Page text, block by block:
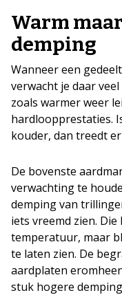
Warm
demping
Wanneer een
verwacht je daar
zoals warmer weer
hardloopprestaties.
kouder, dan treedt
De bovenste
verwachting te
demping van
iets vreemd zien.
temperatuur, maar
te laten zien. De
aardplaten
stuk hogere